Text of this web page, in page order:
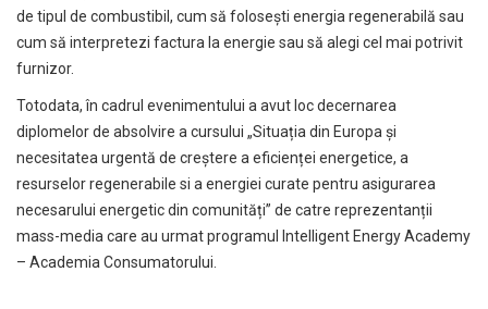
de tipul de combustibil, cum să folosești energia regenerabilă sau
cum să interpretezi factura la energie sau să alegi cel mai potrivit
furnizor.
Totodata, în cadrul evenimentului a avut loc decernarea
diplomelor de absolvire a cursului „Situația din Europa și
necesitatea urgentă de creștere a eficienței energetice, a
resurselor regenerabile si a energiei curate pentru asigurarea
necesarului energetic din comunități” de catre reprezentanții
mass-media care au urmat programul Intelligent Energy Academy
– Academia Consumatorului.